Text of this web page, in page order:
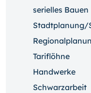
serielles Bauen
Stadtplanung/
Tariflöhne
Handwerke
Schwarzarbeit